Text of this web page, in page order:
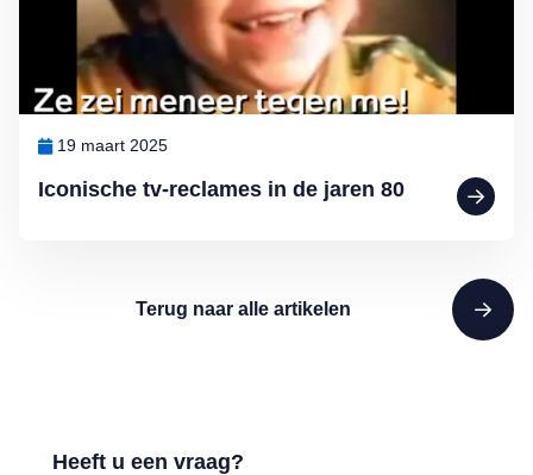
Iconische tv-reclames in de jaren 80
19 maart 2025
Terug naar alle artikelen
Heeft u een vraag?